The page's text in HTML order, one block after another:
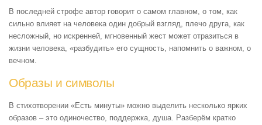
В последней строфе автор говорит о самом главном, о том, как
сильно влияет на человека один добрый взгляд, плечо друга, как
несложный, но искренней, мгновенный жест может отразиться в
жизни человека, «разбудить» его сущность, напомнить о важном, о
вечном.
Образы и символы
В стихотворении «Есть минуты» можно выделить несколько ярких
образов – это одиночество, поддержка, душа. Разберём кратко